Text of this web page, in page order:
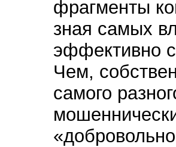
фрагменты
зная самых
эффективно
Чем,
самого